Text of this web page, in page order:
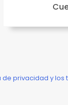
privacidad y los